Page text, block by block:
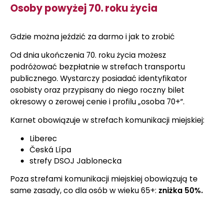
Osoby powyżej 70. roku życia
Gdzie można jeździć za darmo i jak to zrobić
Od dnia ukończenia 70. roku życia możesz
podróżować bezpłatnie w strefach transportu
publicznego. Wystarczy posiadać identyfikator
osobisty oraz przypisany do niego roczny bilet
okresowy o zerowej cenie i profilu „osoba 70+”.
Karnet obowiązuje w strefach komunikacji miejskiej:
Liberec
Česká Lípa
strefy DSOJ Jablonecka
Poza strefami komunikacji miejskiej obowiązują te
same zasady, co dla osób w wieku 65+: zniżka 50%.